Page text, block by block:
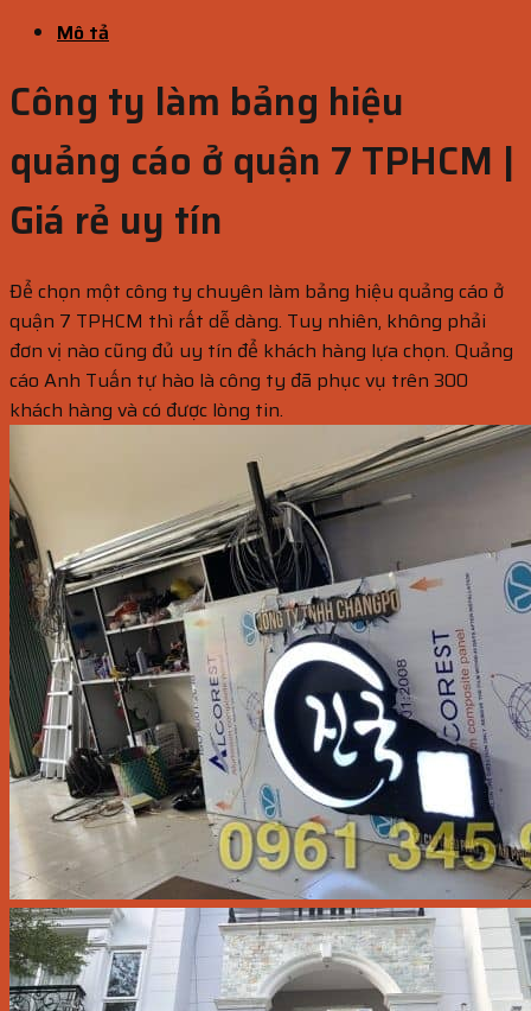
Mô tả
Công ty làm bảng hiệu
quảng cáo ở quận 7 TPHCM |
Giá rẻ uy tín
Để chọn một công ty chuyên làm bảng hiệu quảng cáo ở
quận 7 TPHCM thì rất dễ dàng. Tuy nhiên, không phải
đơn vị nào cũng đủ uy tín để khách hàng lựa chọn. Quảng
cáo Anh Tuấn tự hào là công ty đã phục vụ trên 300
khách hàng và có được lòng tin.